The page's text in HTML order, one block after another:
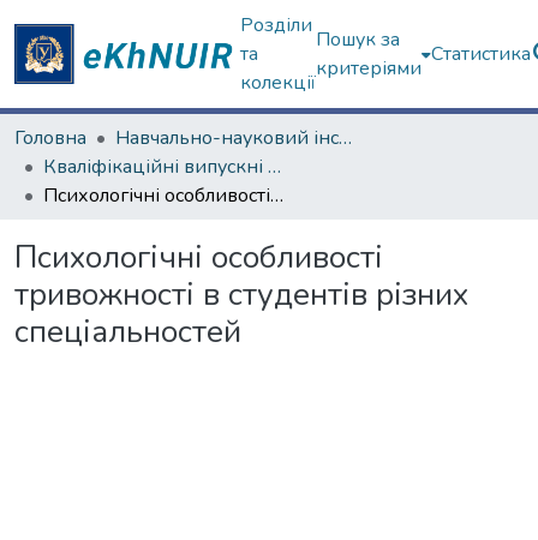
Розділи
та
колекції
Пошук за
критеріями
Статистика
Головна
Навчально-науковий інститут «Українська інженерно-педагогічна академія»
Кваліфікаційні випускні роботи магістрів. Навчально-науковий інститут «Українська інженерно-педагогічна академія»
Психологічні особливості тривожності в студентів різних спеціальностей
Психологічні особливості
тривожності в студентів різних
спеціальностей